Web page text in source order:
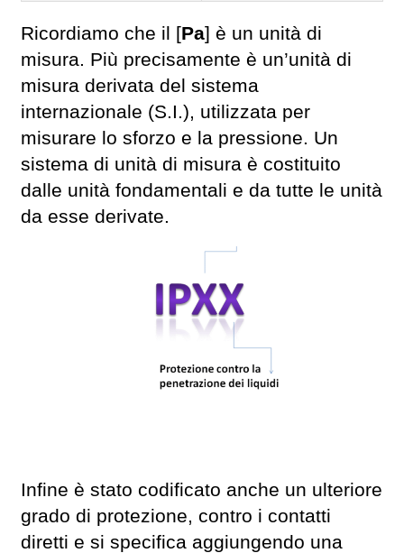
Ricordiamo che il [Pa] è un unità di
misura. Più precisamente è un’unità di
misura derivata del sistema
internazionale (S.I.), utilizzata per
misurare lo sforzo e la pressione. Un
sistema di unità di misura è costituito
dalle unità fondamentali e da tutte le unità
da esse derivate.
Infine è stato codificato anche un ulteriore
grado di protezione, contro i contatti
diretti e si specifica aggiungendo una